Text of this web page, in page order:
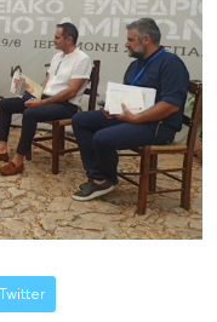
Twitter